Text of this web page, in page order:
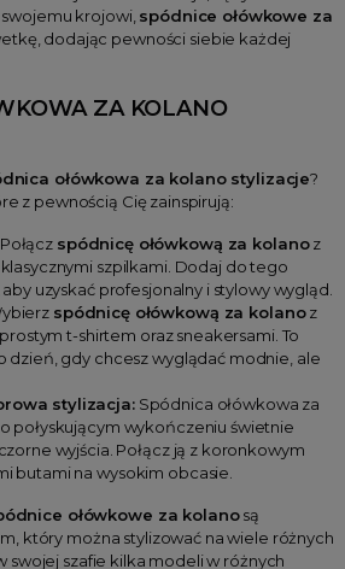
krojowi, spódnice ołówkowe za
dodając pewności siebie każdej
ZA KOLANO
ołówkowa za kolano stylizacje?
z pewnością Cię zainspirują:
spódnicę ołówkową za kolanoz
szpilkami. Dodaj do tego
uzyskać profesjonalny i stylowy wygląd.
spódnicę ołówkową za kolanoz
t-shirtem oraz sneakersami. To
dzień, gdy chcesz wyglądać modnie, ale
stylizacja:Spódnica ołówkowa za
połyskującym wykończeniu świetnie
wyjścia. Połącz ją z koronkowym
butami na wysokim obcasie.
ołówkowe za kolanosą
który można stylizować na wiele różnych
swojej szafie kilka modeli w różnych